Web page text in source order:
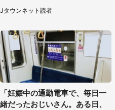
が...（埼玉県・50代女性）
Jタウンネット読者
「妊娠中の通勤電車で、毎日一
緒だったおじいさん。ある日、